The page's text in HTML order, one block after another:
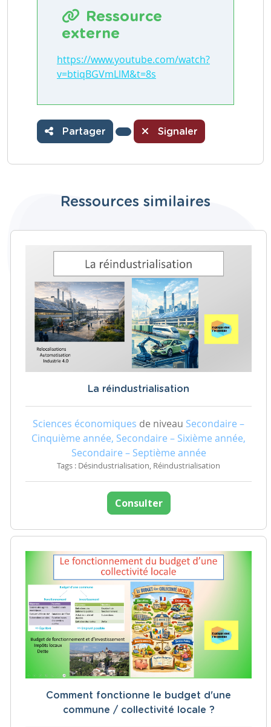
Ressource
externe
https://www.youtube.com/watch?
v=btiqBGVmLlM&t=8s
Partager Signaler
Ressources similaires
La réindustrialisation
Sciences économiques de niveau Secondaire –
Cinquième année, Secondaire – Sixième année,
Secondaire – Septième année
Tags : Désindustrialisation, Réindustrialisation
Consulter
Comment fonctionne le budget d'une
commune / collectivité locale ?